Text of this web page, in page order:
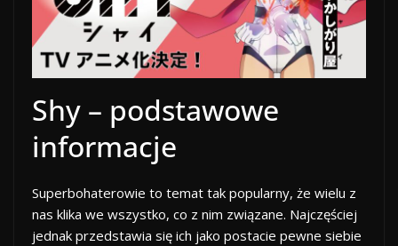
Shy – podstawowe
informacje
Superbohaterowie to temat tak popularny, że wielu z
nas klika we wszystko, co z nim związane. Najczęściej
jednak przedstawia się ich jako postacie pewne siebie